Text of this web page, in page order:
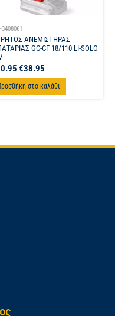
3408061
ΑΝΕΜΙΣΤΗΡΑΣ
GC-CF 18/110 LI-SOLO
€38.95
στο καλάθι